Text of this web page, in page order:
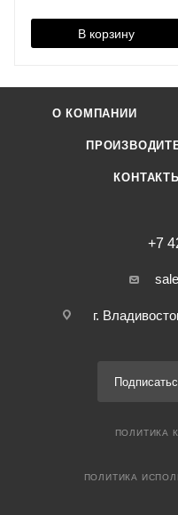
В корзину
О КОМПАНИИ
КОНТАКТЫ
+7
г.
ПОЛИТИКА
ПОЛИТИКА